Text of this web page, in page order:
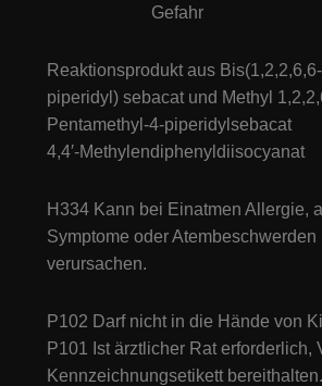
Gefahr
Reaktionsprodukt aus
piperidyl) sebacat und Methyl
Pentamethyl-4-piperidylsebacat
4,4′-Methylendiphenyldiisocyanat
H334 Kann bei Einatmen Allergie,
Symptome oder Atembeschwerden
verursachen.
P102 Darf nicht in die Hände von
P101 Ist ärztlicher Rat erforderlich,
Kennzeichnungsetikett bereithalten.